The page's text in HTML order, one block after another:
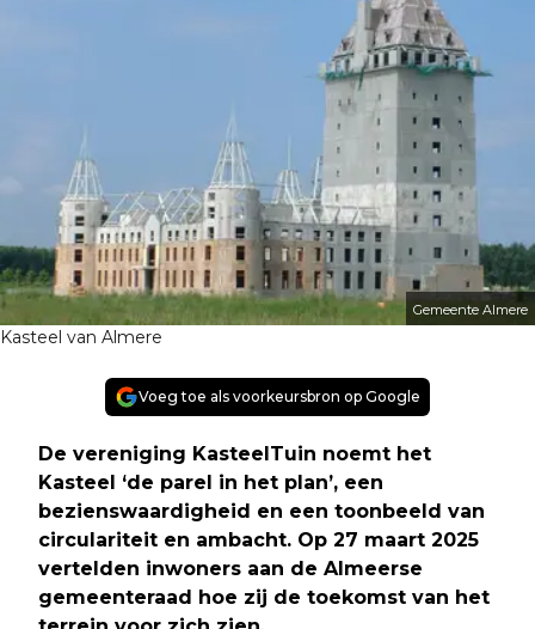
Gemeente Almere
Kasteel van Almere
Voeg toe als voorkeursbron op Google
De vereniging KasteelTuin noemt het
Kasteel ‘de parel in het plan’, een
bezienswaardigheid en een toonbeeld van
circulariteit en ambacht. Op 27 maart 2025
vertelden inwoners aan de Almeerse
gemeenteraad hoe zij de toekomst van het